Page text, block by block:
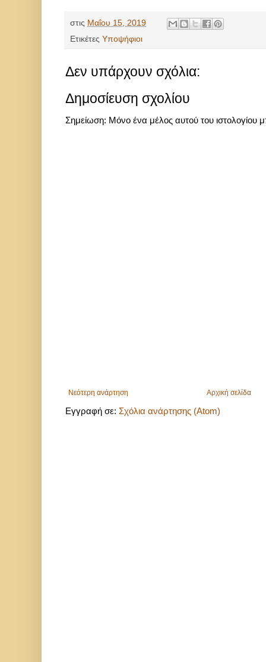
στις Μαΐου 15, 2019
Ετικέτες Υποψήφιοι
Δεν υπάρχουν σχόλια:
Δημοσίευση σχολίου
Σημείωση: Μόνο ένα μέλος αυτού του ιστολογίου
Νεότερη ανάρτηση Αρχική σελίδα
Εγγραφή σε: Σχόλια ανάρτησης (Atom)